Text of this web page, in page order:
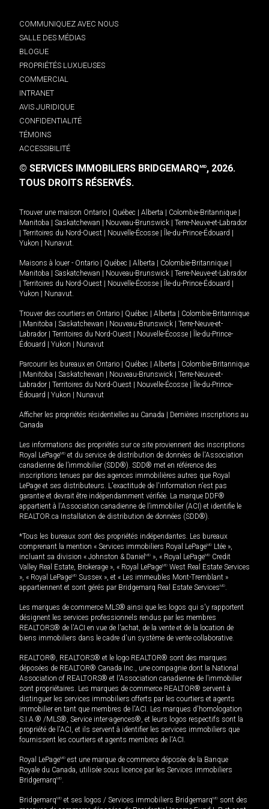
COMMUNIQUEZ AVEC NOUS
SALLE DES MÉDIAS
BLOGUE
PROPRIÉTÉS LUXUEUSES
COMMERCIAL
INTRANET
AVIS JURIDIQUE
CONFIDENTIALITÉ
TÉMOINS
ACCESSIBILITÉ
© SERVICES IMMOBILIERS BRIDGEMARQMD, 2026.
TOUS DROITS RÉSERVÉS.
Trouver une maison Ontario Québec Alberta Colombie-Britannique
Manitoba
Saskatchewan Nouveau-Brunswick
Terre-Neuve-et-Labrador
Territoires du Nord-Ouest Nouvelle-Écosse Île-du-Prince-Édouard
Yukon
Nunavut.
Maisons à louer - Ontario Québec Alberta Colombie-Britannique
Manitoba
Saskatchewan Nouveau-Brunswick
Terre-Neuve-et-Labrador
Territoires du Nord-Ouest Nouvelle-Écosse Île-du-Prince-Édouard
Yukon
Nunavut.
Trouver des courtiers en Ontario Québec Alberta
Colombie-Britannique
Manitoba Saskatchewan Nouveau-Brunswick
Terre-Neuve-et-
Labrador
Territoires du Nord-Ouest Nouvelle-Écosse
Île-du-Prince-
Édouard
Yukon Nunavut
Parcourir les bureaux en Ontario Québec Alberta
Colombie-Britannique
Manitoba Saskatchewan Nouveau-Brunswick
Terre-Neuve-et-
Labrador
Territoires du Nord-Ouest Nouvelle-Écosse
Île-du-Prince-
Édouard
Yukon Nunavut
Afficher les propriétés résidentielles au Canada
Dernières inscriptions au
Canada
Les informations des propriétés sur ce site proviennent des inscriptions
Royal LePageMD et du service de distribution de données de l'Association
canadienne de l’immobilier (SDD®). SDD® met en référence des
inscriptions tenues par des agences immobilières autres que Royal
LePage et ses distributeurs. L'exactitude de l'information n'est pas
garantie et devrait être indépendamment vérifiée. La marque DDF®
appartient à l'Association canadienne de l’immobilier (ACI) et identifie le
REALTOR.ca Installation de distribution de données (SDD®).
*Tous les bureaux sont des propriétés indépendantes. Les bureaux
comprenant la mention « Services immobiliers Royal LePageMD Ltée »,
incluant sa division « Johnston & Daniel MD », « Royal LePageMD Credit
Valley Real Estate, Brokerage », « Royal LePageMD West Real Estate Services
», « Royal LePageMD Sussex », et « Les immeubles Mont-Tremblant »
appartiennent et sont gérés par Bridgemarq Real Estate ServicesMD.
Les marques de commerce MLS® ainsi que les logos qui s'y rapportent
désignent les services professionnels rendus par les membres
REALTORS® de l'ACI en vue de l'achat, de la vente et de la location de
biens immobiliers dans le cadre d'un système de vente collaborative.
REALTOR®, REALTORS® et le logo REALTOR® sont des marques
déposées de REALTOR® Canada Inc., une compagnie dont la National
Association of REALTORS® et l'Association canadienne de l’immobilier
sont propriétaires. Les marques de commerce REALTOR® servent à
distinguer les services immobiliers offerts par les courtiers et agents
immobilier en tant que membres de l'ACI. Les marques d'homologation
S.I.A.® /MLS®, Service inter-agences®, et leurs logos respectifs sont la
propriété de l'ACI, et ils servent à identifier les services immobiliers que
fournissent les courtiers et agents membres de l'ACI.
Royal LePageMD est une marque de commerce déposée de la Banque
Royale du Canada, utilisée sous licence par les Services immobiliers
BridgemarqMD.
BridgemarqMD et ses logos / Services immobiliers BridgemarqMD sont des